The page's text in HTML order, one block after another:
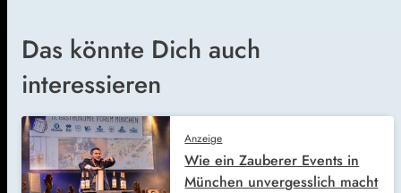
Das könnte Dich auch
interessieren
Anzeige
Wie ein Zauberer Events in
München unvergesslich macht